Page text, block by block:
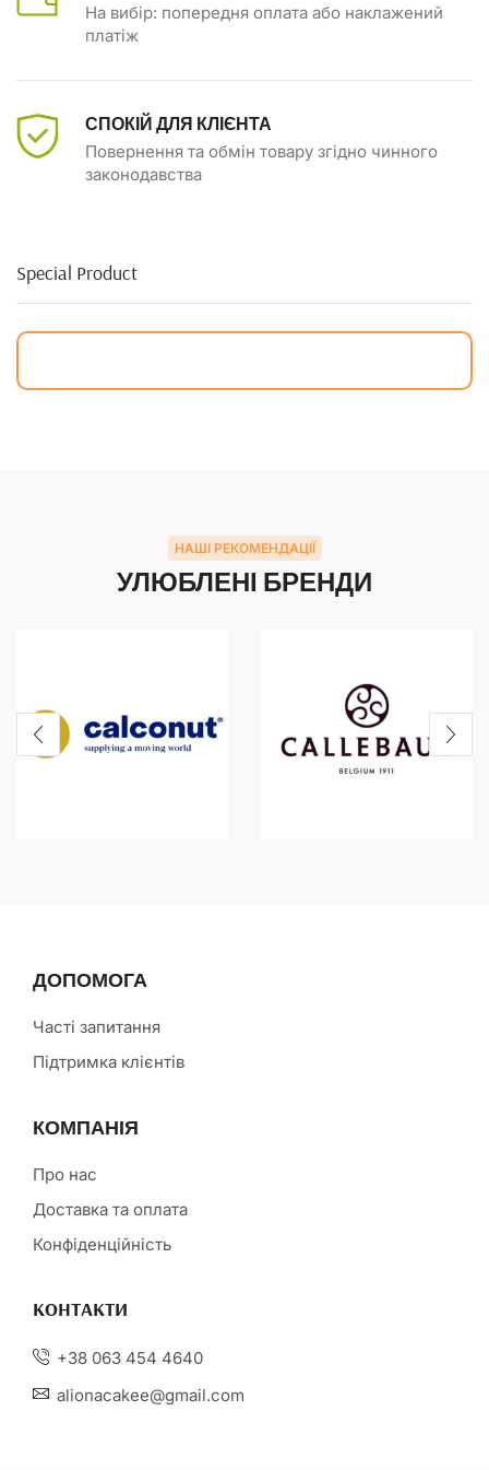
На вибір: попередня оплата або наклажений
платіж
СПОКІЙ ДЛЯ КЛІЄНТА
Повернення та обмін товару згідно чинного
законодавства
Special Product
НАШІ РЕКОМЕНДАЦІЇ
УЛЮБЛЕНІ БРЕНДИ
ДОПОМОГА
Часті запитання
Підтримка клієнтів
КОМПАНІЯ
Про нас
Доставка та оплата
Конфіденційність
КОНТАКТИ
+38 063 454 4640
alionacakee@gmail.com